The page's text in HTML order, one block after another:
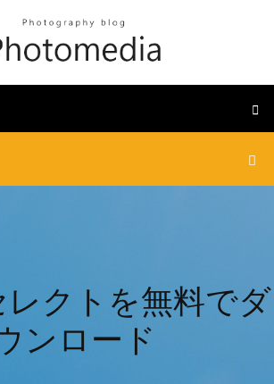
クトを無料でダ
ンロード